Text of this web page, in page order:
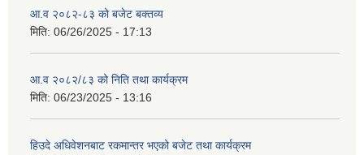
आ.व २०८२-८३ को बजेट बक्तव्य
मिति: 06/26/2025 - 17:13
आ.व २०८२/८३ को निति तथा कार्यक्रम
मिति: 06/23/2025 - 13:16
हिउदे अधिवेशनबाट रकमान्तर भएको बजेट तथा कार्यक्रम